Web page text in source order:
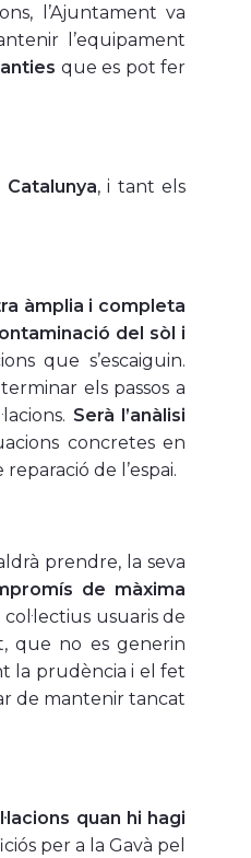
l’Ajuntament va
l’equipament
que es pot fer
, i tant els
àmplia i completa
del sòl i
que s’escaiguin.
els passos a
Serà l’anàlisi
concretes en
de l’espai.
prendre, la seva
de màxima
usuaris de
que no es generin
la prudència i el fet
de mantenir tancat
quan hi hagi
per a la Gavà pel